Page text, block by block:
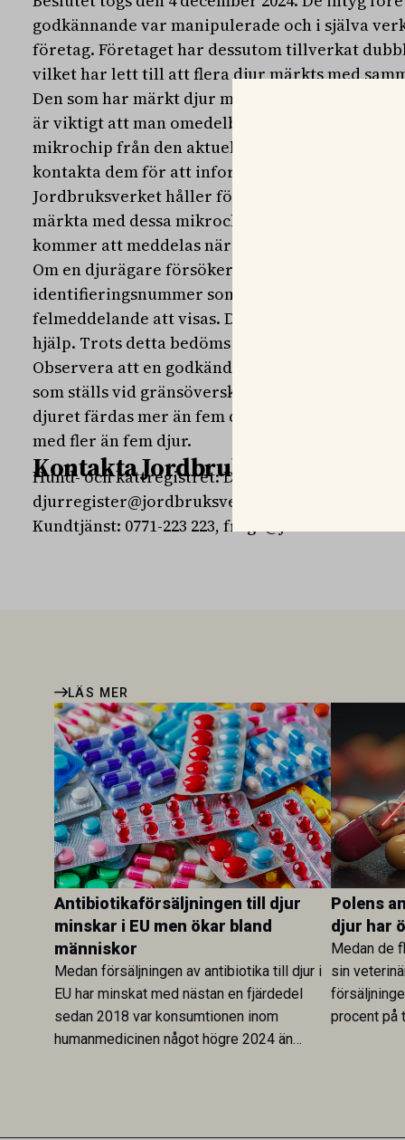
godkännande var manipulerade och i själva
företag. Företaget har dessutom tillverkat
vilket har lett till att flera djur märkts med
Den som har märkt djur med dessa mikrochip
är viktigt att man omedelbart slutar använda
mikrochip från den aktuella nummerserien till
kontakta dem för att informera om situationen.
Jordbruksverket håller för närvarande på att
märkta med dessa mikrochip behöver märkas
kommer att meddelas när utredningen är klar.
Om en djurägare försöker registrera ett djur
identifieringsnummer som redan finns i
felmeddelande att visas. Djurägaren
hjälp. Trots detta bedöms risken för
Observera att en godkänd transponder är
som ställs vid gränsöverskridande flytt av djur,
djuret färdas mer än fem dagar före eller efter
med fler än fem djur.
Kontakta Jordbruksverket vid
Hund- och kattregistret: Djurregisterenheten,
djurregister@jordbruksverket.se
Kundtjänst: 0771-223 223,
LÄS MER
Antibiotikaförsäljningen till djur
minskar i EU men ökar bland
människor
Medan försäljningen av antibiotika till djur i
EU har minskat med nästan en fjärdedel
sedan 2018 var konsumtionen inom
humanmedicinen något högre 2024 än
Polens
djur har
Medan de
sin
procent på